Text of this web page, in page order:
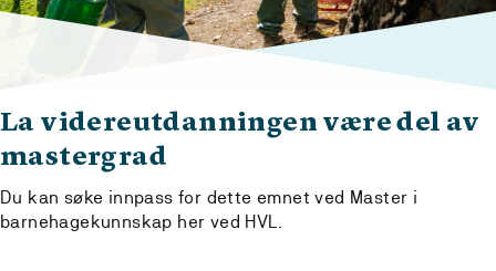
La videreutdanningen være del av
mastergrad
Du kan søke innpass for dette emnet ved Master i
barnehagekunnskap her ved HVL.